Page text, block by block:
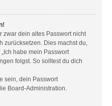
zwar dein altes Passwort nicht
zurücksetzen. Dies machst du,
habe mein Passwort
folgst. So solltest du dich
sein, dein Passwort
Board-Administration.